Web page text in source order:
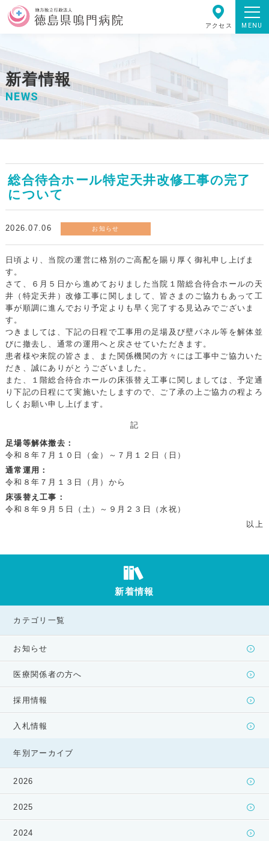
アクセス MENU
新着情報
NEWS
総合待合ホール特定天井改修工事の完了
について
2026.07.06 お知らせ
日頃より、当院の運営に格別のご高配を賜り厚く御礼申し上げま
す。
さて、６月５日から進めておりました当院１階総合待合ホールの天
井（特定天井）改修工事に関しまして、皆さまのご協力もあって工
事が順調に進んでおり予定よりも早く完了する見込みでございま
す。
つきましては、下記の日程で工事用の足場及び壁パネル等を解体並
びに撤去し、通常の運用へと戻させていただきます。
患者様や来院の皆さま、また関係機関の方々には工事中ご協力いた
だき、誠にありがとうございました。
また、１階総合待合ホールの床張替え工事に関しましては、予定通
り下記の日程にて実施いたしますので、ご了承の上ご協力の程よろ
しくお願い申し上げます。
記
足場等解体撤去：
令和８年７月１０日（金）～７月１２日（日）
通常運用：
令和８年７月１３日（月）から
床張替え工事：
令和８年９月５日（土）～９月２３日（水祝）
以上
新着情報
カテゴリ一覧
お知らせ
医療関係者の方へ
採用情報
入札情報
年別アーカイブ
2026
2025
2024